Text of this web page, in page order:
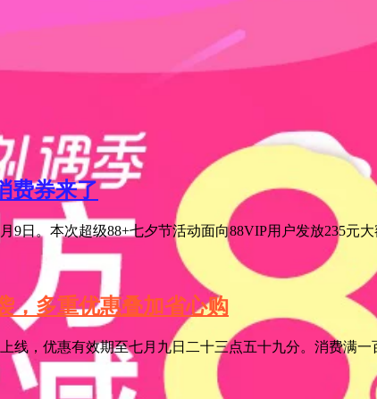
费券来了
9日。本次超级88+七夕节活动面向88VIP用户发放235元
，多重优惠叠加省心购
线，优惠有效期至七月九日二十三点五十九分。消费满